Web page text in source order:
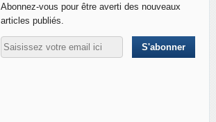
Abonnez-vous pour être averti des nouveaux
articles publiés.